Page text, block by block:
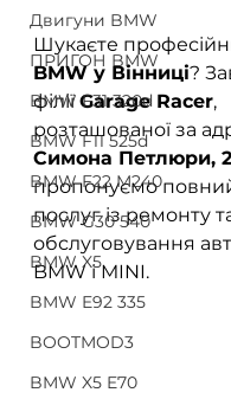
Двигуни BMW
ПРИГОН BMW
BMW F31 320d
BMW F11 525d
BMW F22 M240
BMW G30 540
BMW X5
BMW E92 335
BOOTMOD3
BMW X5 E70
Шукаєте
BMW у Вінниці?
філії Garage Racer,
розташованої за
Симона Петлюри,
пропонуємо
послуг із ремонту
обслуговування
BMW і MINI.